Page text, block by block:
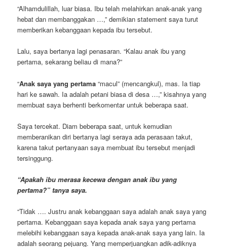
“Alhamdulillah, luar biasa. Ibu telah melahirkan anak-anak yang
hebat dan membanggakan …,” demikian statement saya turut
memberikan kebanggaan kepada ibu tersebut.
Lalu, saya bertanya lagi penasaran. “Kalau anak ibu yang
pertama, sekarang beliau di mana?”
“Anak saya yang pertama “macul” (mencangkul), mas. Ia tiap
hari ke sawah. Ia adalah petani biasa di desa …,” kisahnya yang
membuat saya berhenti berkomentar untuk beberapa saat.
Saya tercekat. Diam beberapa saat, untuk kemudian
memberanikan diri bertanya lagi seraya ada perasaan takut,
karena takut pertanyaan saya membuat ibu tersebut menjadi
tersinggung.
“Apakah ibu merasa kecewa dengan anak ibu yang
pertama?” tanya saya.
“Tidak …. Justru anak kebanggaan saya adalah anak saya yang
pertama. Kebanggaan saya kepada anak saya yang pertama
melebihi kebanggaan saya kepada anak-anak saya yang lain. Ia
adalah seorang pejuang. Yang memperjuangkan adik-adiknya